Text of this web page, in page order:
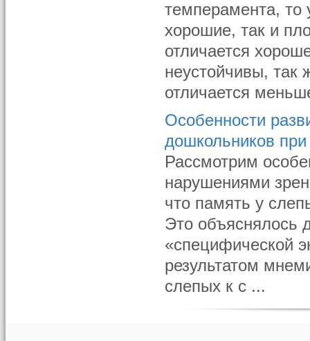
темперамента, то
хорошие, так и
отличается
неустойчивы, так
отличается
Особенности
дошкольников
Рассмотрим
нарушениями
что память у
Это объяснялось
«специфической
результатом
слепых к с ...